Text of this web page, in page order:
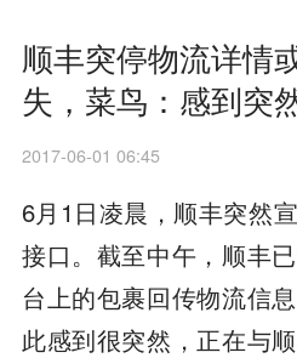
顺丰突停物流详情
失，菜鸟：感到突
2017-06-01 06:45
6月1日凌晨，顺丰突然
接口。截至中午，顺丰
台上的包裹回传物流信
此感到很突然，正在与